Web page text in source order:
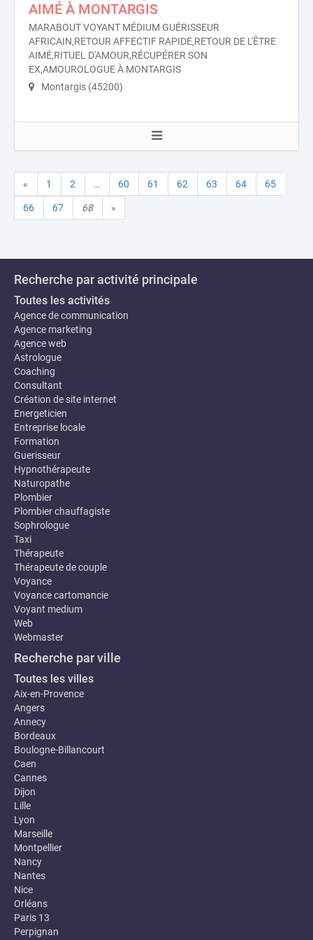
AIMÉ À MONTARGIS
MARABOUT VOYANT MÉDIUM GUÉRISSEUR
AFRICAIN,RETOUR AFFECTIF RAPIDE,RETOUR DE L'ÊTRE
AIMÉ,RITUEL D'AMOUR,RÉCUPÉRER SON
EX,AMOUROLOGUE À MONTARGIS
Montargis (45200)
« 1 2 … 60 61 62 63 64 65
66 67 68 »
Recherche par activité principale
Toutes les activités
Agence de communication
Agence marketing
Agence web
Astrologue
Coaching
Consultant
Création de site internet
Energeticien
Entreprise locale
Formation
Guerisseur
Hypnothérapeute
Naturopathe
Plombier
Plombier chauffagiste
Sophrologue
Taxi
Thérapeute
Thérapeute de couple
Voyance
Voyance cartomancie
Voyant medium
Web
Webmaster
Recherche par ville
Toutes les villes
Aix-en-Provence
Angers
Annecy
Bordeaux
Boulogne-Billancourt
Caen
Cannes
Dijon
Lille
Lyon
Marseille
Montpellier
Nancy
Nantes
Nice
Orléans
Paris 13
Perpignan